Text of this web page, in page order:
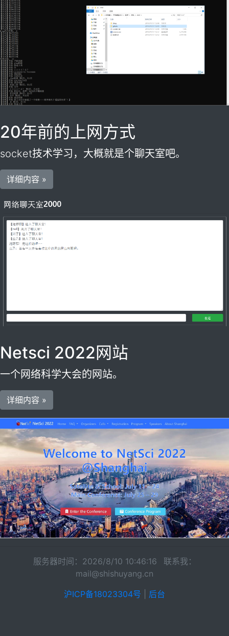
20年前的上网方式
socket技术学习，大概就是个聊天室吧。
详细内容 »
Netsci 2022网站
一个网络科学大会的网站。
详细内容 »
服务器时间：2026/8/10 10:46:16 联系我：
mail@shishuyang.cn
沪ICP备18023304号
后台